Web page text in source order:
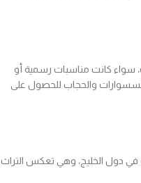
سواء كانت مناسبات رسمية أو
والحجاب للحصول على
في دول الخليج، وهي تعكس التراث